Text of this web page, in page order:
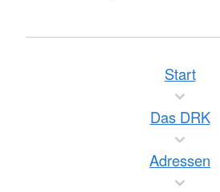
Start
Das DRK
Adressen